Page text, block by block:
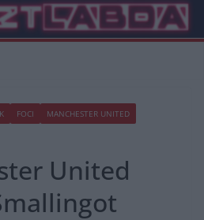
FOCI
MANCHESTER UNITED
United